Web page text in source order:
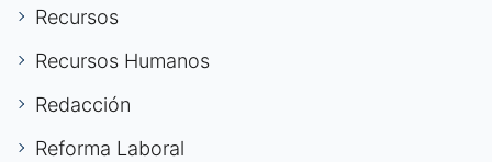
Recursos
Recursos Humanos
Redacción
Reforma Laboral